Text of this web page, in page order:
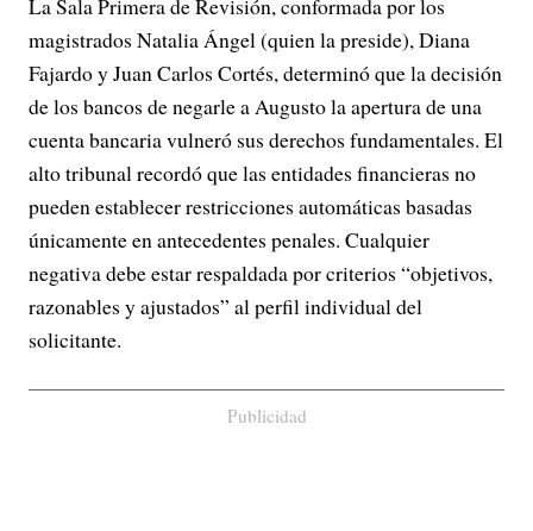
La Sala Primera de Revisión, conformada por los
magistrados Natalia Ángel (quien la preside), Diana
Fajardo y Juan Carlos Cortés, determinó que la decisión
de los bancos de negarle a Augusto la apertura de una
cuenta bancaria vulneró sus derechos fundamentales. El
alto tribunal recordó que las entidades financieras no
pueden establecer restricciones automáticas basadas
únicamente en antecedentes penales. Cualquier
negativa debe estar respaldada por criterios “objetivos,
razonables y ajustados” al perfil individual del
solicitante.
Publicidad